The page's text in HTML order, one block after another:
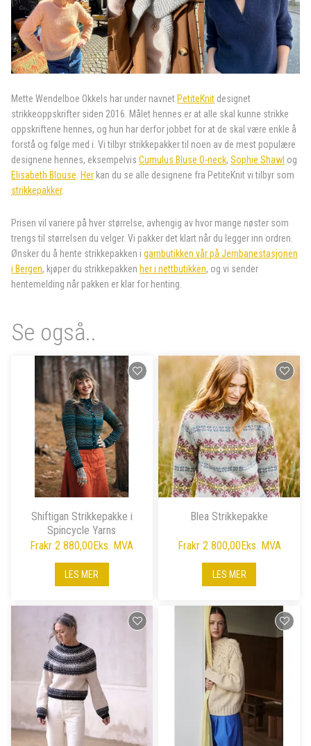
Mette Wendelboe Okkels har under navnet PetiteKnit designet
strikkeoppskrifter siden 2016. Målet hennes er at alle skal kunne strikke
oppskriftene hennes, og hun har derfor jobbet for at de skal være enkle å
forstå og følge med i. Vi tilbyr strikkepakker til noen av de mest populære
designene hennes, eksempelvis Cumulus Bluse O-neck, Sophie Shawl og
Elisabeth Blouse. Her kan du se alle designene fra PetiteKnit vi tilbyr som
strikkepakker.
Prisen vil variere på hver størrelse, avhengig av hvor mange nøster som
trengs til størrelsen du velger. Vi pakker det klart når du legger inn ordren.
Ønsker du å hente strikkepakken i garnbutikken vår på Jernbanestasjonen
i Bergen, kjøper du strikkepakken her i nettbutikken, og vi sender
hentemelding når pakken er klar for henting.
Se også..
Shiftigan Strikkepakke i
Spincycle Yarns
Frakr 2 880,00Eks. MVA
LES MER
Blea Strikkepakke
Frakr 2 800,00Eks. MVA
LES MER